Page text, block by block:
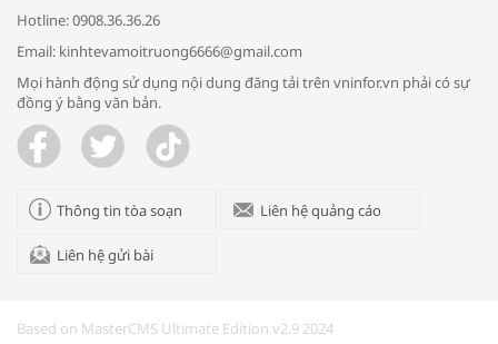
Trao yêu thương cho em
Hotline: 0908.36.36.26
Email: kinhtevamoitruong6666@gmail.com
Mọi hành động sử dụng nội dung đăng tải trên vninfor.vn phải có sự
đồng ý bằng văn bản.
Thông tin tòa soạn Liên hệ quảng cáo
Liên hệ gửi bài
Based on MasterCMS Ultimate Edition v2.9 2024